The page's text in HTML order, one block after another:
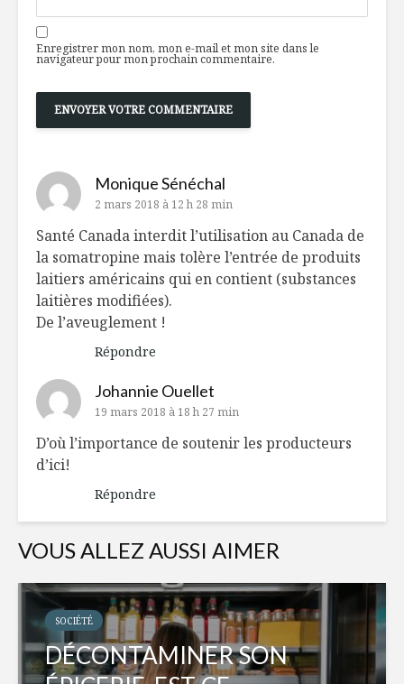
Enregistrer mon nom, mon e-mail et mon site dans le
navigateur pour mon prochain commentaire.
Monique Sénéchal
2 mars 2018 à 12 h 28 min
Santé Canada interdit l’utilisation au Canada de
la somatropine mais tolère l’entrée de produits
laitiers américains qui en contient (substances
laitières modifiées).
De l’aveuglement !
Répondre
Johannie Ouellet
19 mars 2018 à 18 h 27 min
D’où l’importance de soutenir les producteurs
d’ici!
Répondre
VOUS ALLEZ AUSSI AIMER
SOCIÉTÉ
DÉCONTAMINER SON